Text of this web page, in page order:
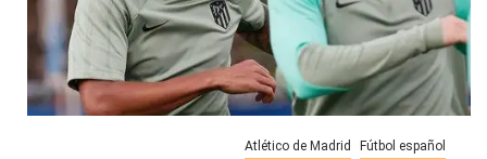
Atlético de Madrid Fútbol español